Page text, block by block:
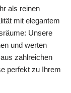
als reinen
mit elegantem
Unsere
und werten
zahlreichen
perfekt zu Ihrem